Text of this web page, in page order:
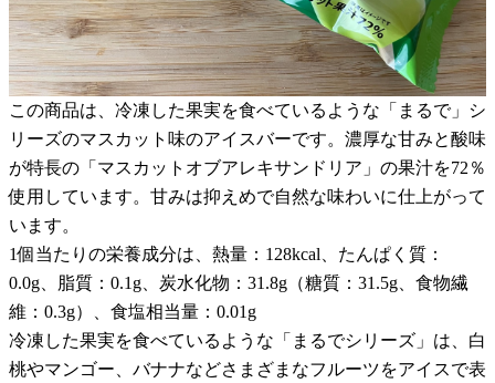
この商品は、冷凍した果実を食べているような「まるで」シ
リーズのマスカット味のアイスバーです。濃厚な甘みと酸味
が特長の「マスカットオブアレキサンドリア」の果汁を72％
使用しています。甘みは抑えめで自然な味わいに仕上がって
います。
1個当たりの栄養成分は、熱量：128kcal、たんぱく質：
0.0g、脂質：0.1g、炭水化物：31.8g（糖質：31.5g、食物繊
維：0.3g）、食塩相当量：0.01g
冷凍した果実を食べているような「まるでシリーズ」は、白
桃やマンゴー、バナナなどさまざまなフルーツをアイスで表